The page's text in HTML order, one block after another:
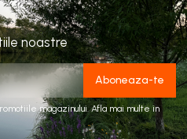
noastre
magazinului. Afla mai multe in